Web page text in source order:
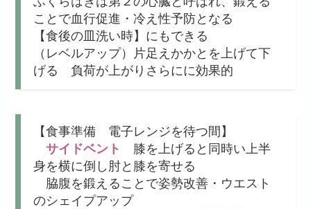
ことで血行促進・冷え性予防となる
【食後の皿洗い時】にもできる
（レベルアップ）片足えかかとを上げて下
げる 負荷が上がりさらにに効果的
【食事準備 電子レンジを待つ間】
サイドベント
膝を上げると同時い上半
身を横に倒し肘と膝を寄せる
脇腹を鍛えることで姿勢改善・ウエスト
のシェイプアップ